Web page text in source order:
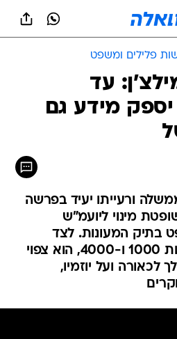
פלילים ומשפט
עד
מידע גם
ורעייתו יעיד בפרשה
מינוי ליועמ"ש
בתיק המעונות. לצד
המידע שיעביר בפרשות 1000 ו-4000, הוא צפוי
לכאורה ועל יוזמיו,